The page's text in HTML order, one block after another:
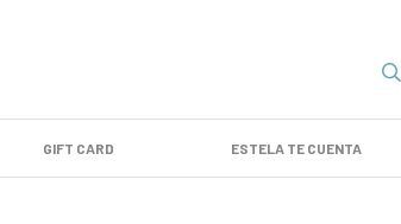
GIFT CARD ESTELA TE CUENTA